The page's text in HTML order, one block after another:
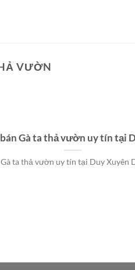
VƯỜN
Gà ta thả vườn uy tín tại
ta thả vườn uy tín tại Duy Xuyên